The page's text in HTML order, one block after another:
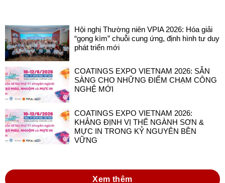
Hội nghị Thường niên VPIA 2026: Hóa giải
“gọng kìm” chuỗi cung ứng, định hình tư duy
phát triển mới
COATINGS EXPO VIETNAM 2026: SẴN
SÀNG CHO NHỮNG ĐIỂM CHẠM CÔNG
NGHỆ MỚI
COATINGS EXPO VIETNAM 2026:
KHẲNG ĐỊNH VỊ THẾ NGÀNH SƠN &
MỰC IN TRONG KỶ NGUYÊN BỀN
VỮNG
Xem thêm